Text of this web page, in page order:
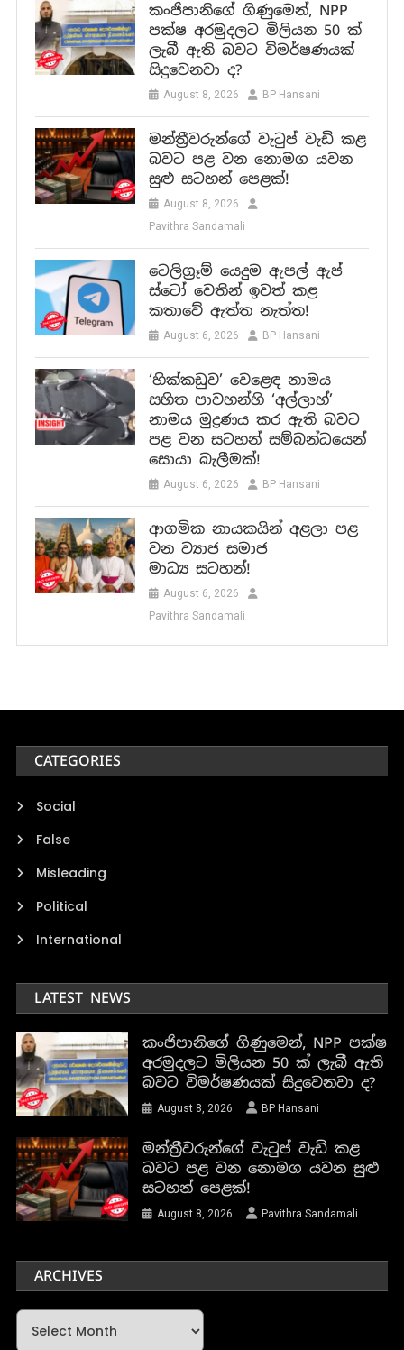
කංජිපානිගේ ගිණුමෙන්, NPP
පක්ෂ අරමුදලට මිලියන 50 ක්
ලැබී ඇති බවට විමර්ෂණයක්
සිදුවෙනවා ද?
August 8, 2026 BP Hansani
මන්ත්‍රීවරුන්ගේ වැටුප් වැඩි කළ
බවට පළ වන නොමග යවන
සුළු සටහන් පෙළක්!
August 8, 2026
Pavithra Sandamali
ටෙලිග්‍රෑම් යෙදුම ඇපල් ඇප්
ස්ටෝ වෙතින් ඉවත් කළ
කතාවේ ඇත්ත නැත්ත!
August 6, 2026 BP Hansani
‘හික්කඩුව’ වෙළෙඳ නාමය
සහිත පාවහන්හි ‘අල්ලාහ්’
නාමය මුද්‍රණය කර ඇති බවට
පළ වන සටහන් සම්බන්ධයෙන්
සොයා බැලීමක්!
August 6, 2026 BP Hansani
ආගමික නායකයින් අළලා පළ
වන ව්‍යාජ සමාජ
මාධ්‍ය සටහන්!
August 6, 2026
Pavithra Sandamali
CATEGORIES
Social
False
Misleading
Political
International
LATEST NEWS
කංජිපානිගේ ගිණුමෙන්, NPP පක්ෂ
අරමුදලට මිලියන 50 ක් ලැබී ඇති
බවට විමර්ෂණයක් සිදුවෙනවා ද?
August 8, 2026 BP Hansani
මන්ත්‍රීවරුන්ගේ වැටුප් වැඩි කළ
බවට පළ වන නොමග යවන සුළු
සටහන් පෙළක්!
August 8, 2026 Pavithra Sandamali
ARCHIVES
Archives